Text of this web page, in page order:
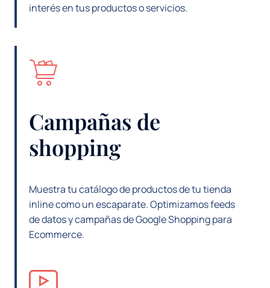
interés en tus productos o servicios.
Campañas de
shopping
Muestra tu catálogo de productos de tu tienda
inline como un escaparate. Optimizamos feeds
de datos y campañas de Google Shopping para
Ecommerce.